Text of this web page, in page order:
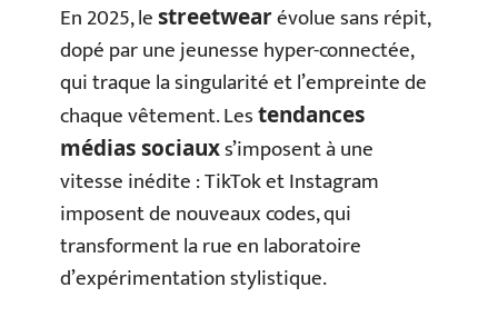
En 2025, lestreetwearévolue sans répit,
dopé par une jeunesse hyper-connectée,
qui traque la singularité et l’empreinte de
chaque vêtement. Lestendances
médias sociauxs’imposent à une
vitesse inédite : TikTok et Instagram
imposent de nouveaux codes, qui
transforment la rue en laboratoire
d’expérimentation stylistique.